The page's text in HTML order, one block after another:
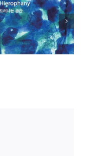
[전시 안내] 아주 오래
된 오브제전 _ 오은교
(23기) 개인전